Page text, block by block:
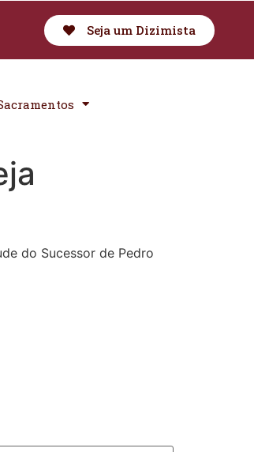
Seja um Dizimista
do Sucessor de Pedro